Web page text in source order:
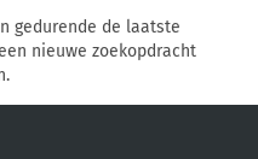
gedurende de laatste
nieuwe zoekopdracht